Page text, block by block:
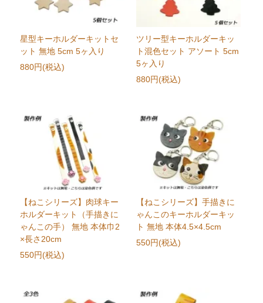
星型キーホルダーキットセ
ット 無地 5cm 5ヶ入り
880円(税込)
ツリー型キーホルダーキッ
ト混色セット アソート 5cm
5ヶ入り
880円(税込)
【ねこシリーズ】肉球キー
ホルダーキット（手描きに
ゃんこの手） 無地 本体巾2
×長さ20cm
550円(税込)
【ねこシリーズ】手描きに
ゃんこのキーホルダーキッ
ト 無地 本体4.5×4.5cm
550円(税込)